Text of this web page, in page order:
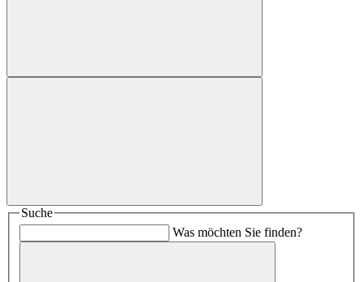
Suche
Was möchten Sie finden?